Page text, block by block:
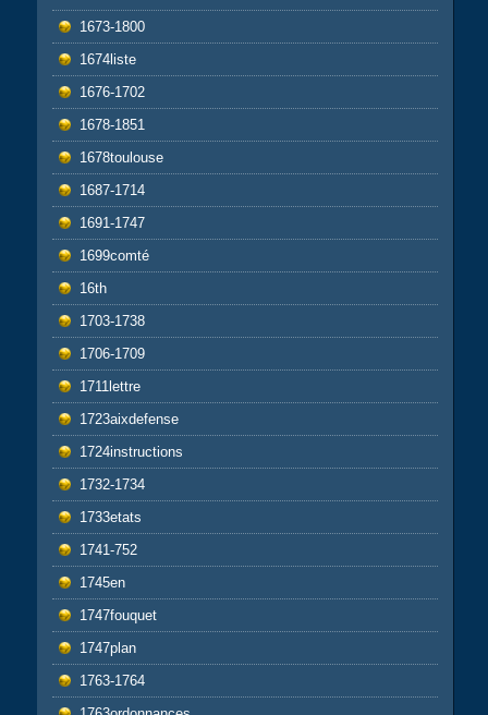
1673-1800
1674liste
1676-1702
1678-1851
1678toulouse
1687-1714
1691-1747
1699comté
16th
1703-1738
1706-1709
1711lettre
1723aixdefense
1724instructions
1732-1734
1733etats
1741-752
1745en
1747fouquet
1747plan
1763-1764